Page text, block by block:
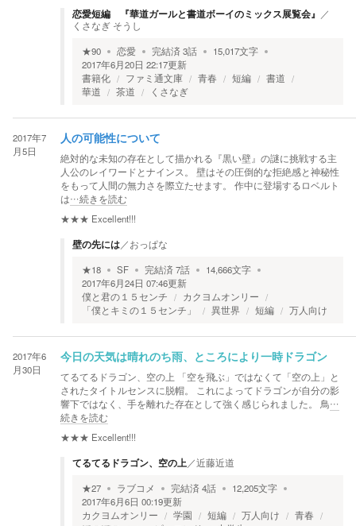
恋愛短編 『華道ガールと書道ボーイのミックス展覧会』 ／
くさなぎ そうし
★90 恋愛 完結済3話 15,017文字
2017年6月20日 22:17更新
書籍化
ファミ通文庫 青春 短編
書道
華道
茶道 くさなぎ
2017年7
月5日
人の可能性について
絶対的な未知の存在として描かれる『黒い壁』の謎に挑戦する主
人公のレイワードとナインス。 壁はその圧倒的な拒絶感と神秘性
をもって人間の無力さを際立たせます。 作中に登場するロベルト
は…続きを読む
★★★ Excellent!!!
壁の先には／おっぱな
★18 SF 完結済7話 14,666文字
2017年6月24日 07:46更新
僕と君の１５センチ
カクヨムオンリー
「僕とキミの１５センチ」
異世界 短編 万人向け
2017年6
月30日
今日の天気は晴れのち雨、ところにより一時ドラゴン
てるてるドラゴン、空の上 「空を飛ぶ」ではなくて「空の上」と
されたタイトルセンスに脱帽。 これによってドラゴンが自分の影
響下ではなく、手を離れた存在として強く感じられました。 鳥…
続きを読む
★★★ Excellent!!!
てるてるドラゴン、空の上／近藤近道
★27 ラブコメ 完結済4話 12,205文字
2017年6月6日 00:19更新
カクヨムオンリー
学園 短編 万人向け
青春